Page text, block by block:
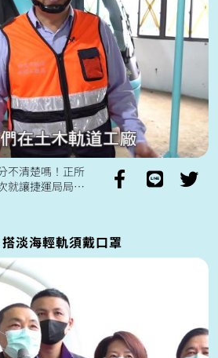
不清楚嗎！正所
就讓捷運局局長
淡海輕軌須戴口罩